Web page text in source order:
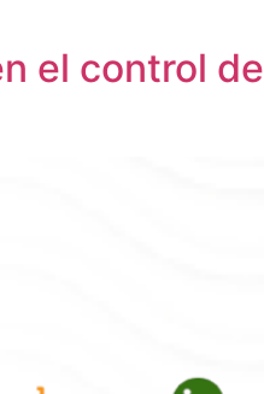
el control de